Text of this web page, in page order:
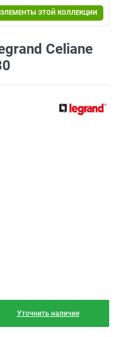
ЭЛЕМЕНТЫ ЭТОЙ КОЛЛЕКЦИИ
Celiane
Уточнить наличие